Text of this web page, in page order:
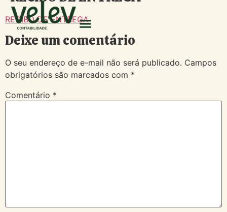
RECIBO DE ENTREGA
Deixe um comentário
O seu endereço de e-mail não será publicado. Campos
obrigatórios são marcados com *
Comentário *